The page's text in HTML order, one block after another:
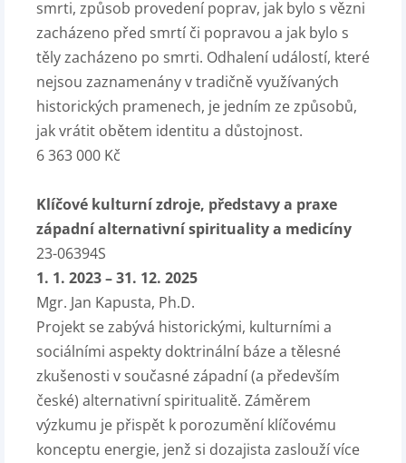
smrti, způsob provedení poprav, jak bylo s vězni
zacházeno před smrtí či popravou a jak bylo s
těly zacházeno po smrti. Odhalení událostí, které
nejsou zaznamenány v tradičně využívaných
historických pramenech, je jedním ze způsobů,
jak vrátit obětem identitu a důstojnost.
6 363 000 Kč
Klíčové kulturní zdroje, představy a praxe
západní alternativní spirituality a medicíny
23-06394S
1. 1. 2023 – 31. 12. 2025
Mgr. Jan Kapusta, Ph.D.
Projekt se zabývá historickými, kulturními a
sociálními aspekty doktrinální báze a tělesné
zkušenosti v současné západní (a především
české) alternativní spiritualitě. Záměrem
výzkumu je přispět k porozumění klíčovému
konceptu energie, jenž si dozajista zaslouží více